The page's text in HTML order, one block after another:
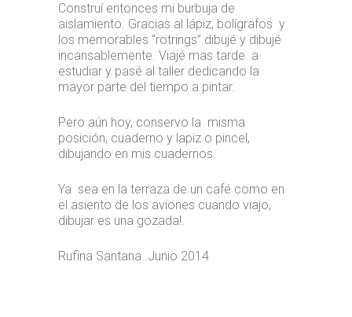
Construí entonces mi burbuja de
aislamiento. Gracias al lápiz, bolígrafos y
los memorables “rotrings” dibujé y dibujé
incansablemente. Viajé mas tarde a
estudiar y pasé al taller dedicando la
mayor parte del tiempo a pintar.
Pero aún hoy, conservo la misma
posición, cuaderno y lapiz o pincel,
dibujando en mis cuadernos.
Ya sea en la terraza de un café como en
el asiento de los aviones cuando viajo,
dibujar es una gozada!.
Rufina Santana .Junio 2014